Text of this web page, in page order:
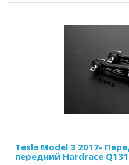
Tesla Model 3 2017-
передний Hardrace